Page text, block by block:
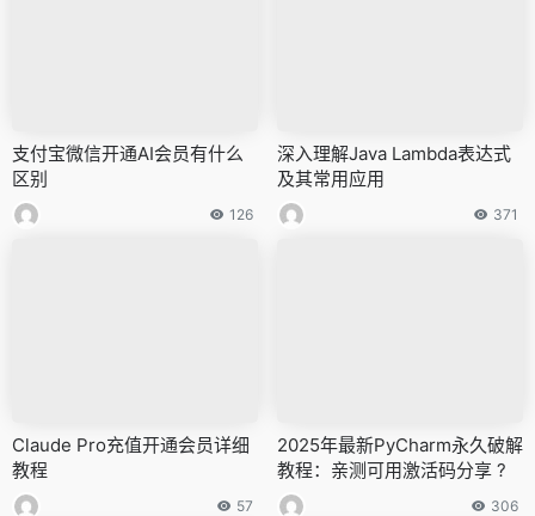
支付宝微信开通AI会员有什么
区别
126
深入理解Java Lambda表达式
及其常用应用
371
Claude Pro充值开通会员详细
教程
57
2025年最新PyCharm永久破解
教程：亲测可用激活码分享 ?
306